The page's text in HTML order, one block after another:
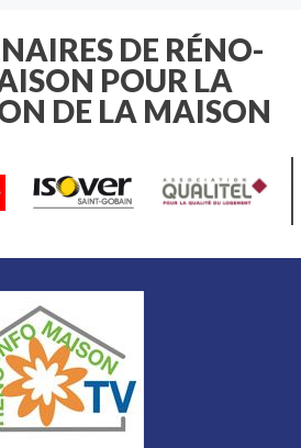
DE RÉNO-
POUR LA
DE LA MAISON